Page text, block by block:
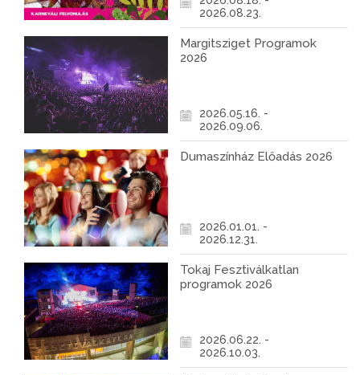
2026.08.23.
Margitsziget Programok
2026
2026.05.16. -
2026.09.06.
Dumaszínház Előadás 2026
2026.01.01. -
2026.12.31.
Tokaj Fesztiválkatlan
programok 2026
2026.06.22. -
2026.10.03.